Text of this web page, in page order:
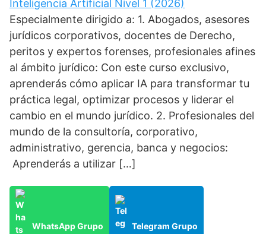
Inteligencia Artificial Nivel 1 (2026)
Especialmente dirigido a: 1. Abogados, asesores
jurídicos corporativos, docentes de Derecho,
peritos y expertos forenses, profesionales afines
al ámbito jurídico: Con este curso exclusivo,
aprenderás cómo aplicar IA para transformar tu
práctica legal, optimizar procesos y liderar el
cambio en el mundo jurídico. 2. Profesionales del
mundo de la consultoría, corporativo,
administrativo, gerencia, banca y negocios:
Aprenderás a utilizar […]
WhatsApp Grupo Telegram Grupo